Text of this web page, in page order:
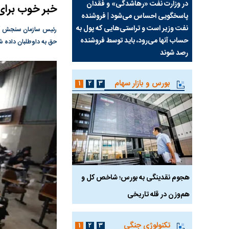
خبر خوب برای داوطلبان
حق به داوطلبان داده
در وزارت نفت «رهاشدگی» و فقدان
پاسخگویی احساس می‌شود | فروشنده
نفت وزیر است و تراستی‌هایی که پول به
حساب آنها می‌رود، باید توسط فروشنده
رصد شوند
چرا رویای آمریکایی
نابودی محور مقاومت
واشنگتن را زمین زد
بورس و بازار سهام
هجوم نقدینگی به بورس؛ شاخص کل و
هم‌وزن در قله تاریخی
بورس تهران رکورد
۱ ۲ ۳
تکنولوژی جنگی ۱ ۲ ۳